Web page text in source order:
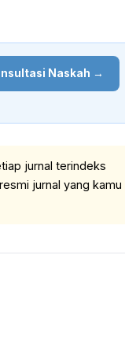
Naskah →
jurnal terindeks
jurnal yang kamu